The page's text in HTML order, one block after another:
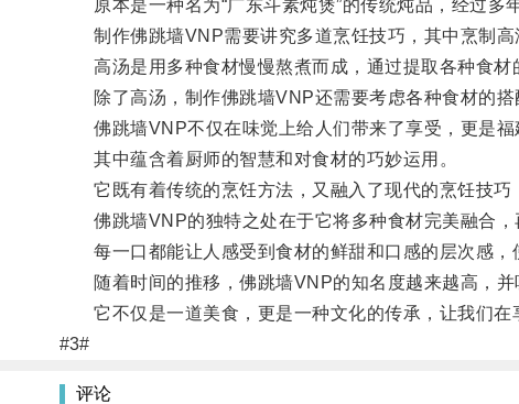
原本是一种名为“广东斗素炖煲”的传统炖品，经过多
制作佛跳墙VNP需要讲究多道烹饪技巧，其中烹制高
高汤是用多种食材慢慢熬煮而成，通过提取各种食材
除了高汤，制作佛跳墙VNP还需要考虑各种食材的搭
佛跳墙VNP不仅在味觉上给人们带来了享受，更是福
其中蕴含着厨师的智慧和对食材的巧妙运用。
它既有着传统的烹饪方法，又融入了现代的烹饪技巧
佛跳墙VNP的独特之处在于它将多种食材完美融合，
每一口都能让人感受到食材的鲜甜和口感的层次感，
随着时间的推移，佛跳墙VNP的知名度越来越高，并
它不仅是一道美食，更是一种文化的传承，让我们在
#3#
评论